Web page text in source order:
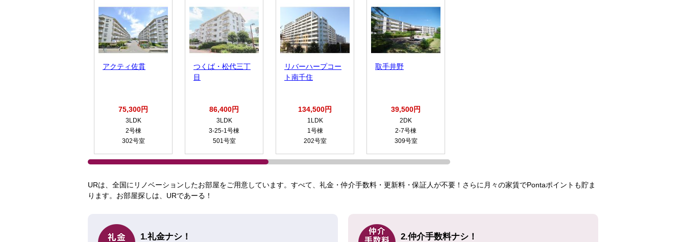
アクティ佐貫
75,300円
3LDK
2号棟
302号室
つくば・松代三丁
目
86,400円
3LDK
3-25-1号棟
501号室
リバーハープコー
ト南千住
134,500円
1LDK
1号棟
202号室
取手井野
39,500円
2DK
2-7号棟
309号室
URは、全国にリノベーションしたお部屋をご用意しています。すべて、礼金・仲介手数料・更新料・保証人が不要！さらに月々の家賃でPontaポイントも貯ま
ります。お部屋探しは、URであーる！
1.礼金ナシ！ 2.仲介手数料ナシ！